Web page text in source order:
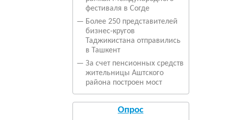
фестиваля в Согде
— Более 250 представителей
бизнес-кругов
Таджикистана отправились
в Ташкент
— За счет пенсионных средств
жительницы Аштского
района построен мост
Опрос